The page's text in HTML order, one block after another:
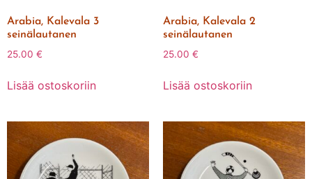
Arabia, Kalevala 3
seinälautanen
25.00 €
Lisää ostoskoriin
Arabia, Kalevala 2
seinälautanen
25.00 €
Lisää ostoskoriin